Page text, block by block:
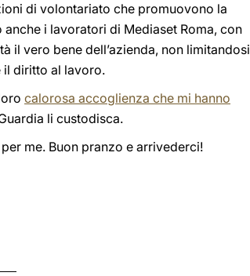
di volontariato che promuovono la
anche i lavoratori di Mediaset Roma, con
il vero bene dell’azienda, non limitandosi
il diritto al lavoro.
calorosa accoglienza che mi hanno
li custodisca.
me. Buon pranzo e arrivederci!